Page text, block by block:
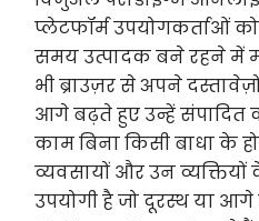
प्लेटफॉर्म उपयोगकर्ताओं
समय उत्पादक बने रहने में
भी ब्राउज़र से अपने
आगे बढ़ते हुए उन्हें
काम बिना किसी बाधा के
व्यवसायों और उन
उपयोगी है जो दूरस्थ या